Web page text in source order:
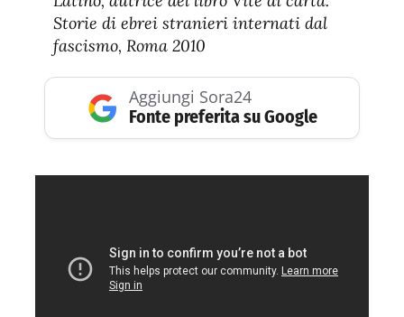
Storie di ebrei stranieri internati dal
fascismo, Roma 2010
Aggiungi Sora24
Fonte preferita su Google